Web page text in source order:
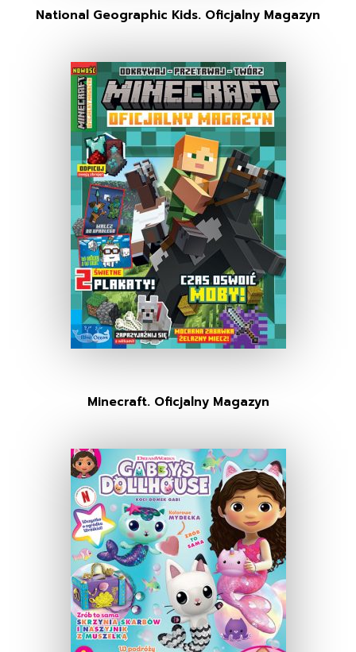
National Geographic Kids. Oficjalny Magazyn
Minecraft. Oficjalny Magazyn